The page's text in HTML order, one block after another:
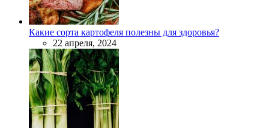
Какие сорта картофеля полезны для здоровья?
22 апреля, 2024